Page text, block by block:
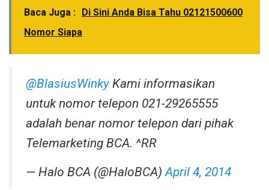
Baca Juga : Di Sini Anda Bisa Tahu 02121500600
Nomor Siapa
@BlasiusWinky Kami informasikan
untuk nomor telepon 021-29265555
adalah benar nomor telepon dari pihak
Telemarketing BCA. ^RR
— Halo BCA (@HaloBCA) April 4, 2014